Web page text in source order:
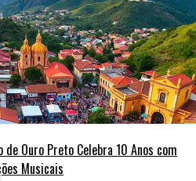
de Ouro Preto Celebra 10 Anos com
Musicais